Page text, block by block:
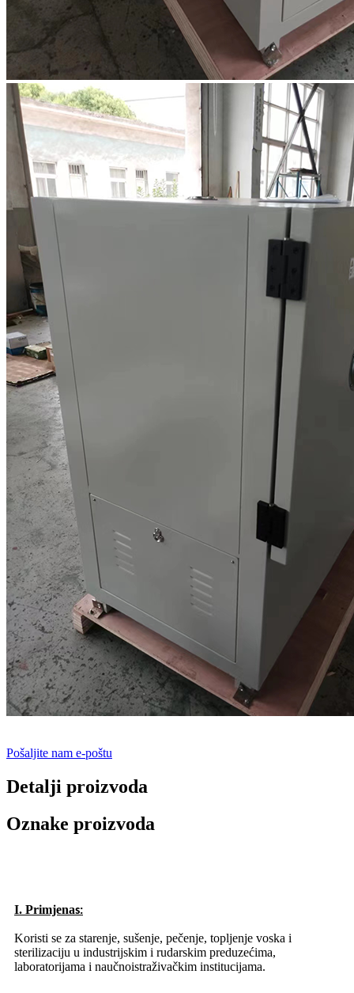
Pošaljite nam e-poštu
Detalji proizvoda
Oznake proizvoda
I. Primjenas:
Koristi se za starenje, sušenje, pečenje, topljenje voska i
sterilizaciju u industrijskim i rudarskim preduzećima,
laboratorijama i naučnoistraživačkim institucijama.